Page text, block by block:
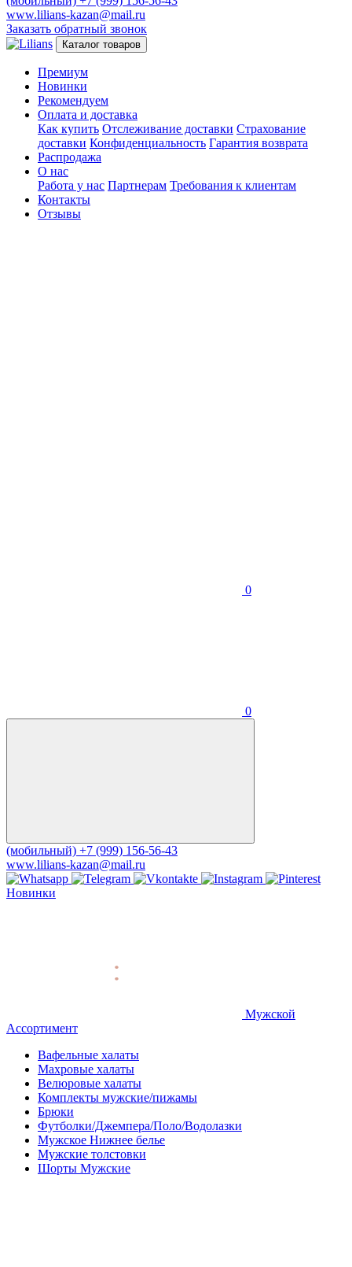
www.lilians-kazan@mail.ru
Заказать обратный звонок
Каталог товаров
Премиум
Новинки
Рекомендуем
Оплата и доставка
Как купить Отслеживание доставки Страхование
доставки Конфиденциальность Гарантия возврата
Распродажа
О нас
Работа у нас Партнерам Требования к клиентам
Контакты
Отзывы
0
0
(мобильный) +7 (999) 156-56-43
www.lilians-kazan@mail.ru
Новинки
Мужской
Ассортимент
Вафельные халаты
Махровые халаты
Велюровые халаты
Комплекты мужские/пижамы
Брюки
Футболки/Джемпера/Поло/Водолазки
Мужское Нижнее белье
Мужские толстовки
Шорты Мужские